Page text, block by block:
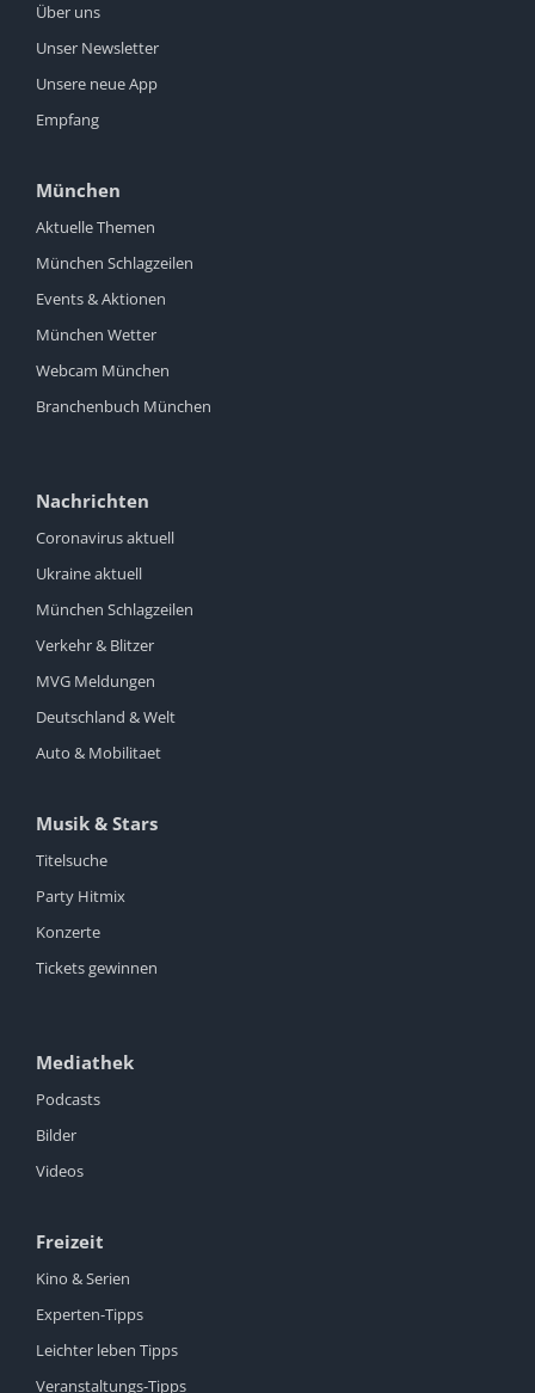
Über uns
Unser Newsletter
Unsere neue App
Empfang
München
Aktuelle Themen
München Schlagzeilen
Events & Aktionen
München Wetter
Webcam München
Branchenbuch München
Nachrichten
Coronavirus aktuell
Ukraine aktuell
München Schlagzeilen
Verkehr & Blitzer
MVG Meldungen
Deutschland & Welt
Auto & Mobilitaet
Musik & Stars
Titelsuche
Party Hitmix
Konzerte
Tickets gewinnen
Mediathek
Podcasts
Bilder
Videos
Freizeit
Kino & Serien
Experten-Tipps
Leichter leben Tipps
Veranstaltungs-Tipps